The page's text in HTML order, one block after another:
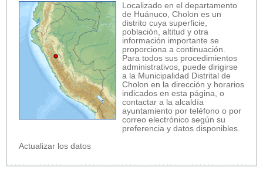
Localizado en el departamento
de Huánuco, Cholon es un
distrito cuya superficie,
población, altitud y otra
información importante se
proporciona a continuación.
Para todos sus procedimientos
administrativos, puede dirigirse
a la Municipalidad Distrital de
Cholon en la dirección y horarios
indicados en esta página, o
contactar a la alcaldía
ayuntamiento por teléfono o por
correo electrónico según su
preferencia y datos disponibles.
Actualizar los datos